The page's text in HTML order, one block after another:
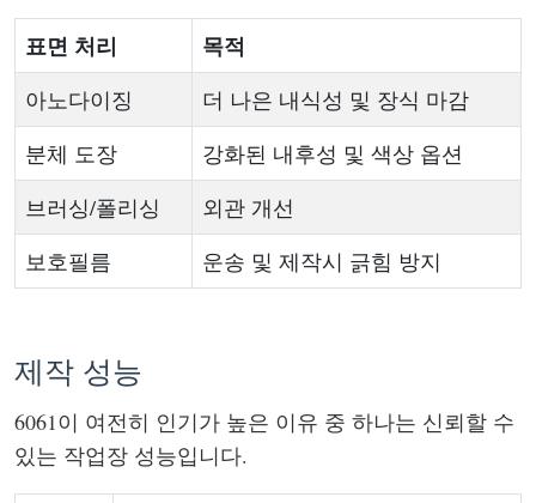
표면 처리 목적
아노다이징
더 나은 내식성 및 장식 마감
분체 도장
강화된 내후성 및 색상 옵션
브러싱/폴리싱
외관 개선
보호필름
운송 및 제작시 긁힘 방지
제작 성능
6061이 여전히 인기가 높은 이유 중 하나는 신뢰할 수
있는 작업장 성능입니다.